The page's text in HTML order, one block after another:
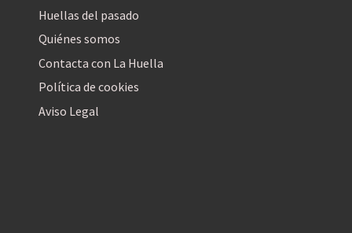
Huellas del pasado
Quiénes somos
Contacta con La Huella
Política de cookies
Aviso Legal